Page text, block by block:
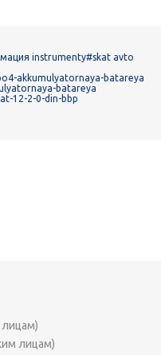
instrumenty#skat avto
akkumulyatornaya-batareya
batareya
12-2-0-din-bbp
лицам)